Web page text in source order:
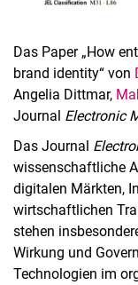
Das Paper „How
brand identity“ von
Angelia Dittmar,
Journal Electronic
Das Journal
wissenschaftliche
digitalen Märkten,
wirtschaftlichen
stehen
Wirkung und
Technologien im